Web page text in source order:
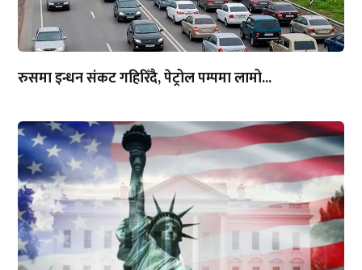
रुसमा इन्धन संकट गहिरिँदै, पेट्रोल पम्पमा लामो...